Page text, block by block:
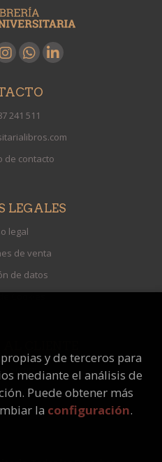
241 511
de contacto
LEGALES
legal
de venta
de datos
Cookies
somos
y de terceros para
mediante el análisis de
Puede obtener más
la configuración.